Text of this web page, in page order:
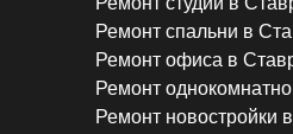
Ремонт спальни в
Ремонт офиса в
Ремонт
Ремонт новостройки